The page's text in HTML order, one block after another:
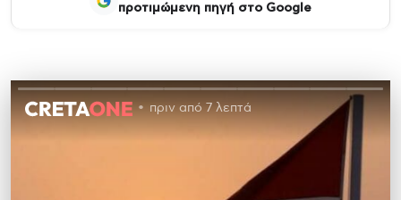
προτιμώμενη πηγή στο Google
πριν από 7 λεπτά